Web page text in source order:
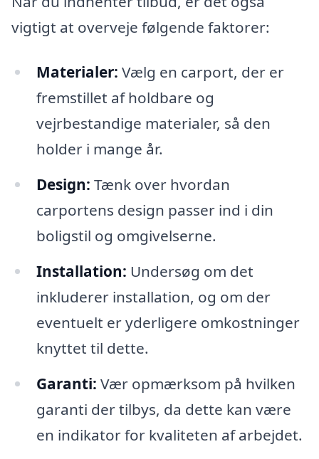
vigtigt at overveje følgende faktorer:
Materialer: Vælg en carport, der er
fremstillet af holdbare og
vejrbestandige materialer, så den
holder i mange år.
Design: Tænk over hvordan
carportens design passer ind i din
boligstil og omgivelserne.
Installation: Undersøg om det
inkluderer installation, og om der
eventuelt er yderligere omkostninger
knyttet til dette.
Garanti: Vær opmærksom på hvilken
garanti der tilbys, da dette kan være
en indikator for kvaliteten af arbejdet.